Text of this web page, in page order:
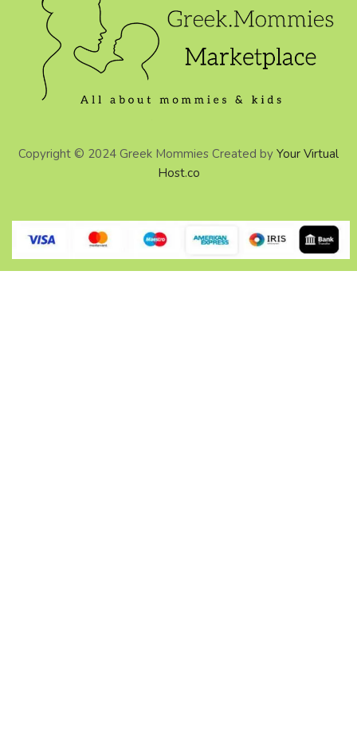
Copyright © 2024 Greek Mommies Created by Your Virtual
Host.co